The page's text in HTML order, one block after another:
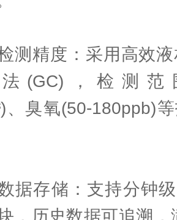
精度：采用高效液
(GC)，检测范
、臭氧(50-180ppb)
存储：支持分钟级
，历史数据可追溯